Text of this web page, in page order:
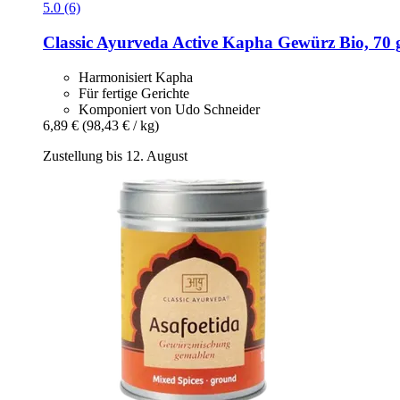
5.0 (6)
Classic Ayurveda Active Kapha Gewürz Bio, 70
Harmonisiert Kapha
Für fertige Gerichte
Komponiert von Udo Schneider
6,89 € (98,43 € / kg)
Zustellung bis 12. August